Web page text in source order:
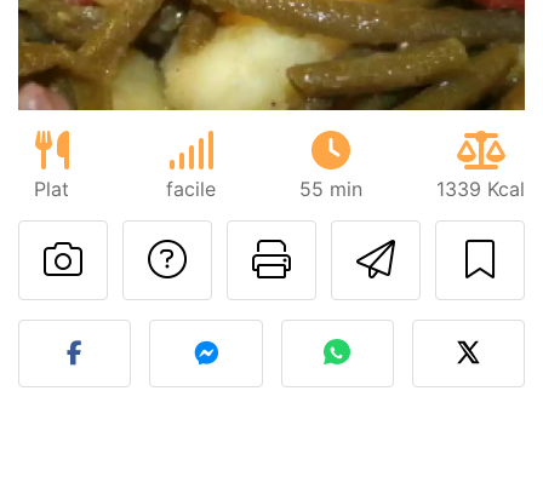
Plat facile 55 min 1339 Kcal
Imprimer
Poser une
Publier votre photo de